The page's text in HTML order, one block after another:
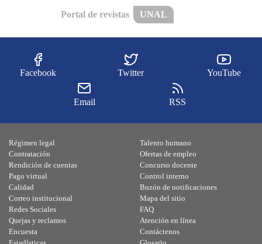
Portal de revistas UNAL
Facebook Twitter YouTube
Email RSS
Régimen legal
Contratación
Rendición de cuentas
Pago virtual
Calidad
Talento humano
Ofertas de empleo
Concurso docente
Control interno
Buzón de notificaciones
Correo institucional
Redes Sociales
Quejas y reclamos
Encuesta
Mapa del sitio
FAQ
Atención en línea
Contáctenos